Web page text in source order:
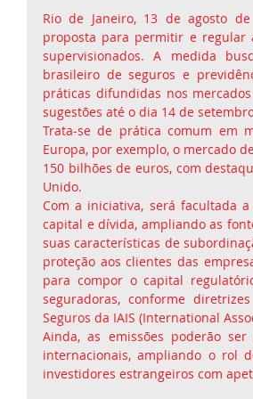
Rio de Janeiro, 13 de agosto
proposta para permitir e regular
supervisionados. A medida
brasileiro de seguros e
práticas difundidas nos
sugestões até o dia 14 de
Trata-se de prática comum em
Europa, por exemplo, o mercado
150 bilhões de euros, com
Unido.
Com a iniciativa, será facultada
capital e dívida, ampliando as
suas características de
proteção aos clientes das
para compor o capital
seguradoras, conforme
Seguros da IAIS (International
Ainda, as emissões poderão
internacionais, ampliando o rol
investidores estrangeiros com